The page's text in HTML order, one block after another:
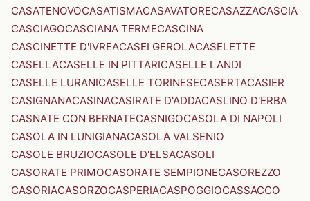
CASATENOVOCASATISMACASAVATORECASAZZACASCIA
CASCIAGOCASCIANA TERMECASCINA
CASCINETTE D'IVREACASEI GEROLACASELETTE
CASELLACASELLE IN PITTARICASELLE LANDI
CASELLE LURANICASELLE TORINESECASERTACASIER
CASIGNANACASINACASIRATE D'ADDACASLINO D'ERBA
CASNATE CON BERNATECASNIGOCASOLA DI NAPOLI
CASOLA IN LUNIGIANACASOLA VALSENIO
CASOLE BRUZIOCASOLE D'ELSACASOLI
CASORATE PRIMOCASORATE SEMPIONECASOREZZO
CASORIACASORZOCASPERIACASPOGGIOCASSACCO